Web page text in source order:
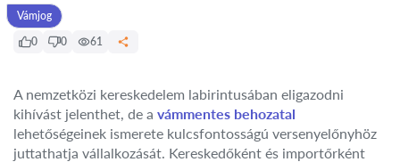
Vámjog
0
0 61
A nemzetközi kereskedelem labirintusában eligazodni
kihívást jelenthet, de a vámmentes behozatal
lehetőségeinek ismerete kulcsfontosságú versenyelőnyhöz
juttathatja vállalkozását. Kereskedőként és importőrként